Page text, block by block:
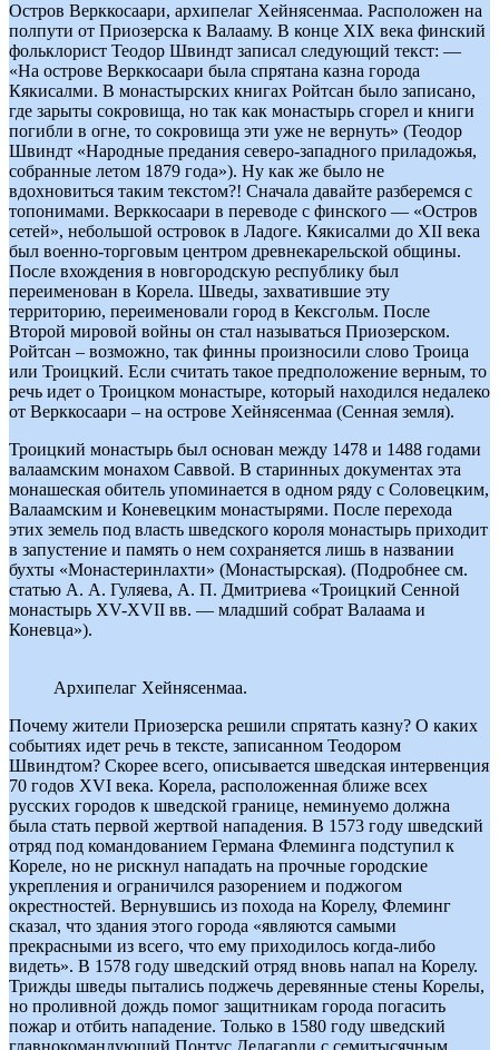
Остров Верккосаари, архипелаг Хейнясенмаа. Расположен на
полпути от Приозерска к Валааму. В конце XIX века финский
фольклорист Теодор Швиндт записал следующий текст: —
«На острове Верккосаари была спрятана казна города
Кякисалми. В монастырских книгах Ройтсан было записано,
где зарыты сокровища, но так как монастырь сгорел и книги
погибли в огне, то сокровища эти уже не вернуть» (Теодор
Швиндт «Народные предания северо-западного приладожья,
собранные летом 1879 года»). Ну как же было не
вдохновиться таким текстом?! Сначала давайте разберемся с
топонимами. Верккосаари в переводе с финского — «Остров
сетей», небольшой островок в Ладоге. Кякисалми до XII века
был военно-торговым центром древнекарельской общины.
После вхождения в новгородскую республику был
переименован в Корела. Шведы, захватившие эту
территорию, переименовали город в Кексгольм. После
Второй мировой войны он стал называться Приозерском.
Ройтсан – возможно, так финны произносили слово Троица
или Троицкий. Если считать такое предположение верным, то
речь идет о Троицком монастыре, который находился недалеко
от Верккосаари – на острове Хейнясенмаа (Сенная земля).
Троицкий монастырь был основан между 1478 и 1488 годами
валаамским монахом Саввой. В старинных документах эта
монашеская обитель упоминается в одном ряду с Соловецким,
Валаамским и Коневецким монастырями. После перехода
этих земель под власть шведского короля монастырь приходит
в запустение и память о нем сохраняется лишь в названии
бухты «Монастеринлахти» (Монастырская). (Подробнее см.
статью А. А. Гуляева, А. П. Дмитриева «Троицкий Сенной
монастырь XV-XVII вв. — младший собрат Валаама и
Коневца»).
Архипелаг Хейнясенмаа.
Почему жители Приозерска решили спрятать казну? О каких
событиях идет речь в тексте, записанном Теодором
Швиндтом? Скорее всего, описывается шведская интервенция
70 годов XVI века. Корела, расположенная ближе всех
русских городов к шведской границе, неминуемо должна
была стать первой жертвой нападения. В 1573 году шведский
отряд под командованием Германа Флеминга подступил к
Кореле, но не рискнул нападать на прочные городские
укрепления и ограничился разорением и поджогом
окрестностей. Вернувшись из похода на Корелу, Флеминг
сказал, что здания этого города «являются самыми
прекрасными из всего, что ему приходилось когда-либо
видеть». В 1578 году шведский отряд вновь напал на Корелу.
Трижды шведы пытались поджечь деревянные стены Корелы,
но проливной дождь помог защитникам города погасить
пожар и отбить нападение. Только в 1580 году шведский
главнокомандующий Понтус Делагарди с семитысячным